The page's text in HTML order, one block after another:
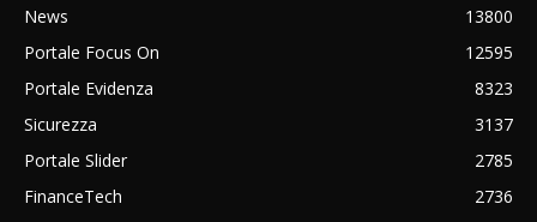
News
13800
Portale Focus On
12595
Portale Evidenza
8323
Sicurezza
3137
Portale Slider
2785
FinanceTech
2736